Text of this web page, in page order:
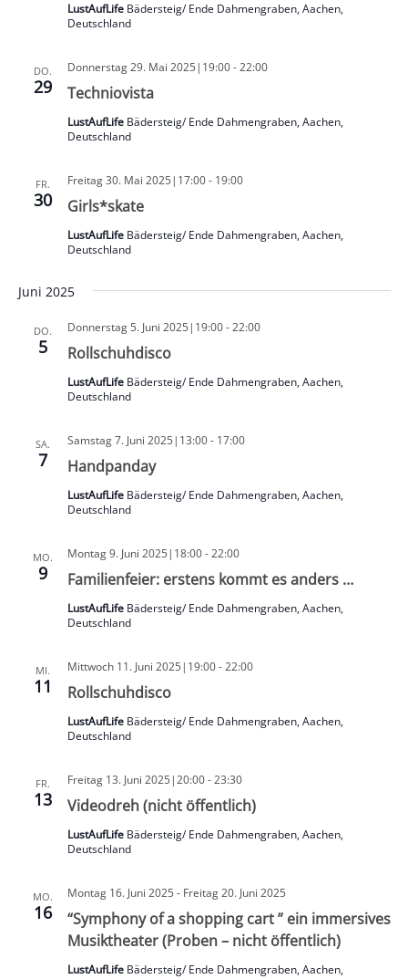
LustAufLife Bädersteig/ Ende Dahmengraben, Aachen,
Deutschland
DO.
29 Techniovista
Donnerstag 29. Mai 2025|19:00-22:00
LustAufLife Bädersteig/ Ende Dahmengraben, Aachen,
Deutschland
FR.
30 Girls*skate
Freitag 30. Mai 2025|17:00- 19:00
LustAufLife Bädersteig/ Ende Dahmengraben, Aachen,
Deutschland
Juni 2025
DO.
5 Rollschuhdisco
Donnerstag 5. Juni 2025|19:00-22:00
LustAufLife Bädersteig/ Ende Dahmengraben, Aachen,
Deutschland
SA.
7 Handpanday
Samstag 7. Juni 2025|13:00- 17:00
LustAufLife Bädersteig/ Ende Dahmengraben, Aachen,
Deutschland
MO.
9 Familienfeier: erstens kommt es anders …
Montag 9. Juni 2025|18:00-22:00
LustAufLife Bädersteig/ Ende Dahmengraben, Aachen,
Deutschland
MI.
11 Rollschuhdisco
Mittwoch 11. Juni 2025|19:00-22:00
LustAufLife Bädersteig/ Ende Dahmengraben, Aachen,
Deutschland
FR.
13 Videodreh (nicht öffentlich)
Freitag 13. Juni 2025|20:00-23:30
LustAufLife Bädersteig/ Ende Dahmengraben, Aachen,
Deutschland
MO.
16
“Symphony of a shopping cart ” ein immersives
Musiktheater (Proben – nicht öffentlich)
Montag 16. Juni 2025- Freitag 20. Juni 2025
LustAufLife Bädersteig/ Ende Dahmengraben, Aachen,